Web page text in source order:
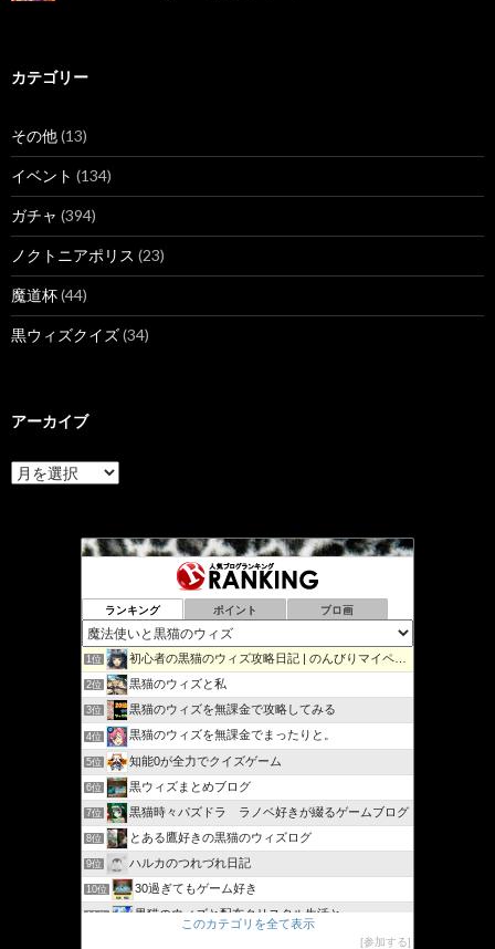
カテゴリー
その他(13)
イベント (134)
ガチャ (394)
ノクトニアポリス (23)
魔道杯(44)
黒ウィズクイズ(34)
アーカイブ
ア
ー
ランキング ポイント ブロ画
1位 初心者の黒猫のウィズ攻略日記 | のんびりマイペースで攻略…
2位 黒猫のウィズと私
3位 黒猫のウィズを無課金で攻略してみる
4位 黒猫のウィズを無課金でまったりと。
5位 知能0が全力でクイズゲーム
6位 黒ウィズまとめブログ
7位 黒猫時々パズドラ ラノベ好きが綴るゲームブログ
8位 とある鷹好きの黒猫のウィズログ
9位 ハルカのつれづれ日記
10位 30過ぎてもゲーム好き
11位 黒猫のウィズと配布クリスタル生活と
黒猫ウィズたまえよディートリヒプレイ日記
このカテゴリを全て表示
参加する